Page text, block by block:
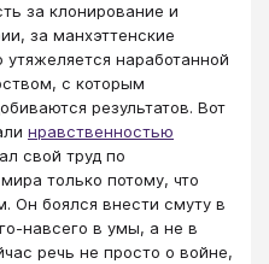
за клонирование и
за манхэттенские
наработанной
с которым
результатов. Вот
нравственностью
свой труд по
только потому, что
Он боялся внести смуту в
навсего в умы, а не в
речь не просто о войне,